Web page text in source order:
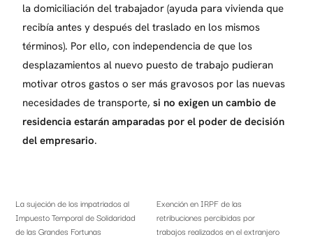
la domiciliación del trabajador (ayuda para vivienda que
recibía antes y después del traslado en los mismos
términos). Por ello, con independencia de que los
desplazamientos al nuevo puesto de trabajo pudieran
motivar otros gastos o ser más gravosos por las nuevas
necesidades de transporte,si no exigen un cambio de
residencia estarán amparadas por el poder de decisión
del empresario.
La sujeción de los impatriados al
Impuesto Temporal de Solidaridad
de las Grandes Fortunas
Exención en IRPF de las
retribuciones percibidas por
trabajos realizados en el extranjero